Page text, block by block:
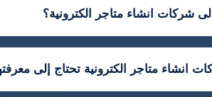
شركات انشاء متاجر الكترونية؟